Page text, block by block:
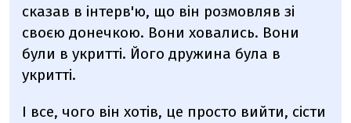
сказав в інтерв'ю, що він розмовляв зі
своєю донечкою. Вони ховались. Вони
були в укритті. Його дружина була в
укритті.
І все, чого він хотів, це просто вийти, сісти